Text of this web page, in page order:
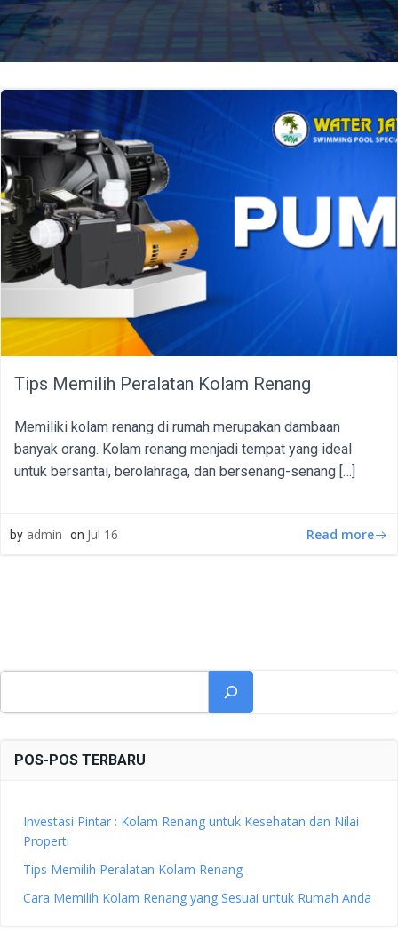
Tips Memilih Peralatan Kolam Renang
Memiliki kolam renang di rumah merupakan dambaan
banyak orang. Kolam renang menjadi tempat yang ideal
untuk bersantai, berolahraga, dan bersenang-senang […]
by admin on Jul 16 Read more
POS-POS TERBARU
Investasi Pintar : Kolam Renang untuk Kesehatan dan Nilai
Properti
Tips Memilih Peralatan Kolam Renang
Cara Memilih Kolam Renang yang Sesuai untuk Rumah Anda